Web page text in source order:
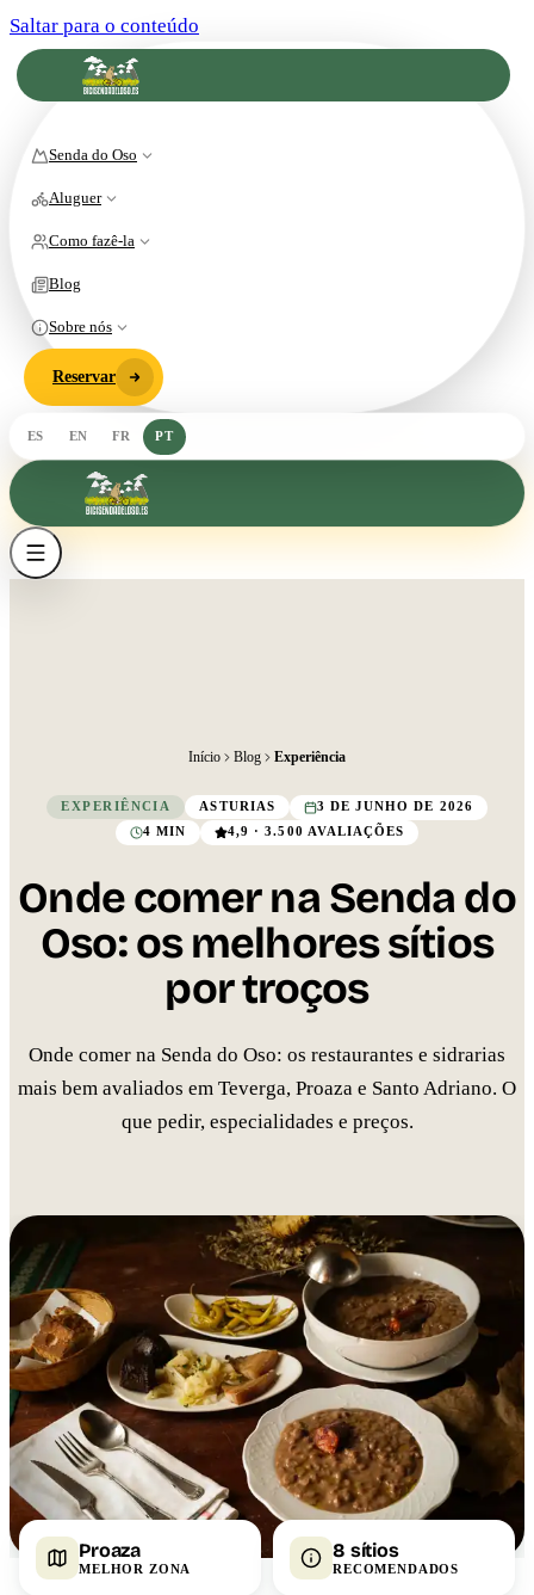
Saltar para o conteúdo
Senda do Oso
Aluguer
Como fazê-la
Blog
Sobre nós
Reservar
ES EN FR PT
Início Blog Experiência
EXPERIÊNCIA ASTURIAS
3 DE JUNHO DE 2026
4 MIN
4,9 · 3.500 AVALIAÇÕES
Onde comer na Senda do
Oso: os melhores sítios
por troços
Onde comer na Senda do Oso: os restaurantes e sidrarias
mais bem avaliados em Teverga, Proaza e Santo Adriano. O
que pedir, especialidades e preços.
Proaza
MELHOR ZONA
8 sítios
RECOMENDADOS